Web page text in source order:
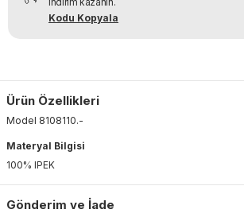
Kodu Kopyala
Ürün Özellikleri
Model 8108110.-
Materyal Bilgisi
100% IPEK
Gönderim ve İade